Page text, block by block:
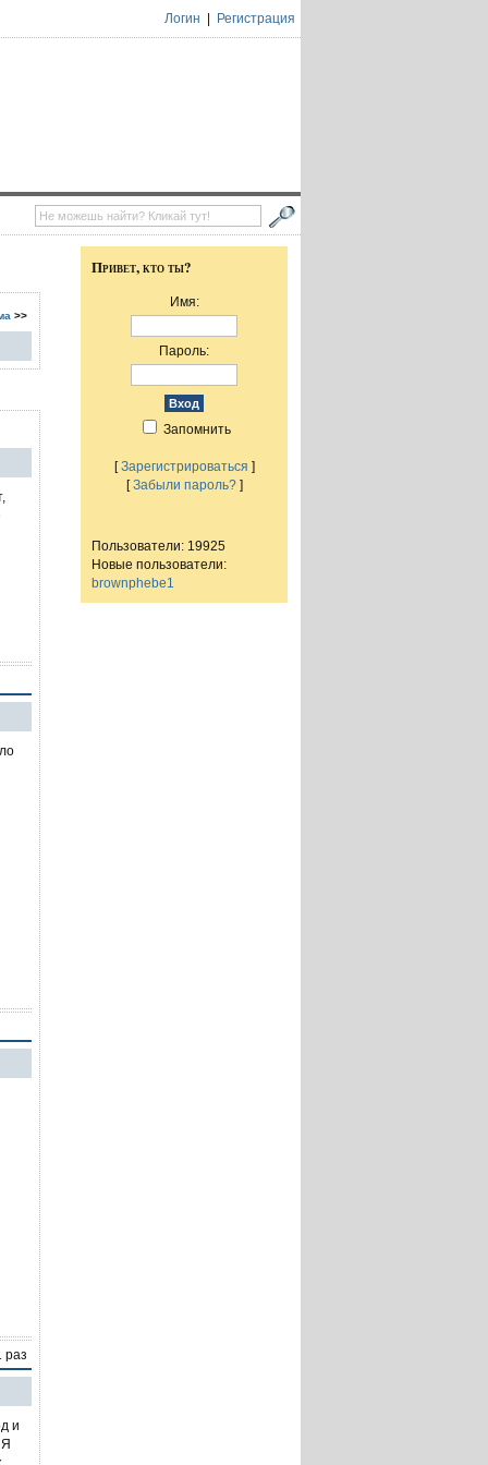
Логин Регистрация
>>
раз
и
Я
Привет, кто ты?
Имя:
Пароль:
Запомнить
[Зарегистрироваться ]
[Забыли пароль?]
Пользователи: 19925
Новые пользователи:
brownphebe1